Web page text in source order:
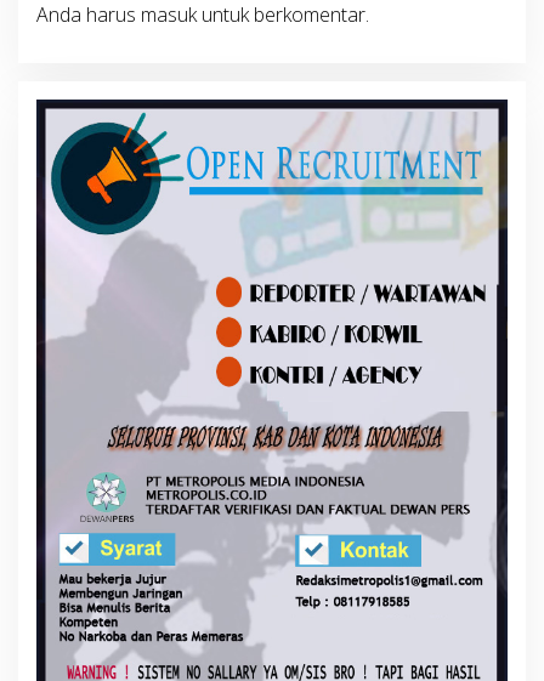
Anda harus masukuntuk berkomentar.